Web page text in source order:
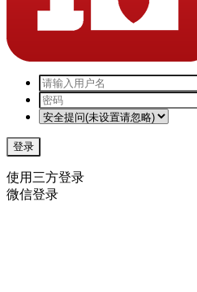
登录
使用三方登录
微信登录